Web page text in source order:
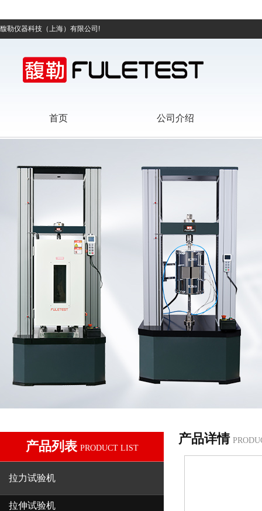
馥勒仪器科技（上海）有限公司!
首页 公司介绍
产品列表 PRODUCT LIST
拉力试验机
拉伸试验机
产品详情